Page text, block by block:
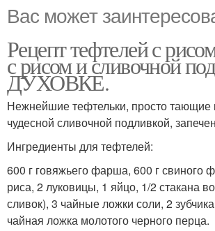
Вас может
Рецепт тефтелей с
с рисом и сливочной
ДУХОВКЕ.
Нежнейшие тефтельки, просто тающие
чудесной сливочной подливкой,
Ингредиенты для тефтелей:
600 г говяжьего фарша, 600 г свиного
риса, 2 луковицы, 1 яйцо, 1/2 стакана
сливок), 3 чайные ложки соли, 2
чайная ложка молотого черного перца.